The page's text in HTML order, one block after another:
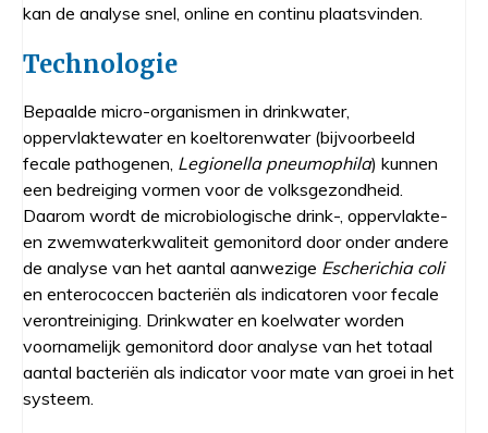
kan de analyse snel, online en continu plaatsvinden.
Technologie
Bepaalde micro-organismen in drinkwater,
oppervlaktewater en koeltorenwater (bijvoorbeeld
fecale pathogenen, Legionella pneumophila) kunnen
een bedreiging vormen voor de volksgezondheid.
Daarom wordt de microbiologische drink-, oppervlakte-
en zwemwaterkwaliteit gemonitord door onder andere
de analyse van het aantal aanwezige Escherichia coli
en enterococcen bacteriën als indicatoren voor fecale
verontreiniging. Drinkwater en koelwater worden
voornamelijk gemonitord door analyse van het totaal
aantal bacteriën als indicator voor mate van groei in het
systeem.